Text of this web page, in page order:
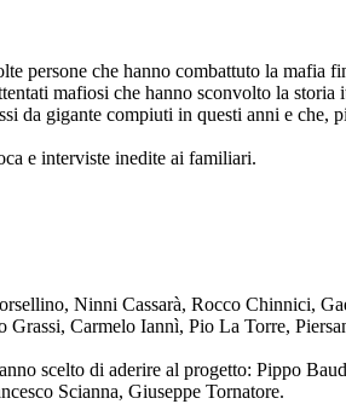
persone che hanno combattuto la mafia
mafiosi che hanno sconvolto la storia
da gigante compiuti in questi anni e che,
e interviste inedite ai familiari.
Ninni Cassarà, Rocco Chinnici,
Carmelo Iannì, Pio La Torre,
scelto di aderire al progetto: Pippo
Scianna, Giuseppe Tornatore.